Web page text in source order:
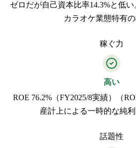
ゼロだが自己資本比率14.3%と低
カラオケ業態特有の
稼ぐ力
高い
ROE 76.2%（FY2025/8実績）（
産計上による一時的な純利
話題性